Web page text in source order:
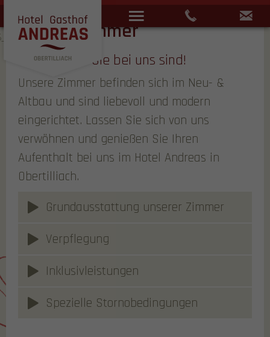
Menü +43 4847
VORTEIL
BUCHEN
Unsere Zimmer
Schön, dass Sie bei uns sind!
Unsere Zimmer befinden sich im Neu- &
Altbau und sind liebevoll und modern
eingerichtet. Lassen Sie sich von uns
verwöhnen und genießen Sie Ihren
Aufenthalt bei uns im Hotel Andreas in
Obertilliach.
Grundausstattung unserer Zimmer
Verpflegung
Inklusivleistungen
Spezielle Stornobedingungen